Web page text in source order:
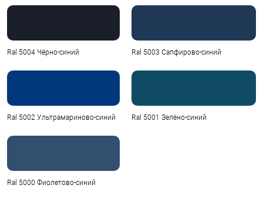
Ral 5004 Чёрно-синий Ral 5003 Сапфирово-синий
Ral 5002 Ультрамариново-синий Ral 5001 Зелёно-синий
Ral 5000 Фиолетово-синий